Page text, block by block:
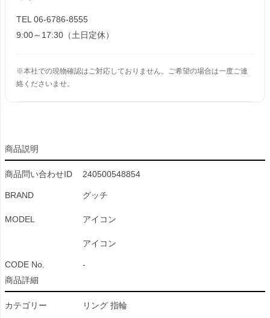
TEL 06-6786-8555
9:00～17:30（土日定休）
※本社での現物確認はご対応しておりません。ご希望の場合は一度ご連
絡くださいませ。
商品説明
商品問い合わせID 240500548854
BRAND グッチ
MODEL アイコン
アイコン
CODE No.
-
商品詳細
カテゴリー リング 指輪